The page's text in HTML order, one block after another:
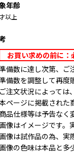
年齢
以上
お買い求めの前に
備数に達し次第、ご
備数を調整して再度
注文状況によっては
ページに掲載された
品仕様等は予告なく
像はイメージです。
像は試作品の為、実
像の色味は本品と多